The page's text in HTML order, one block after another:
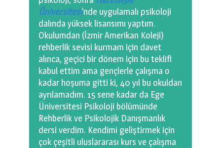
Üniversitesi’nde uygulamalı psikoloji
dalında yüksek lisansımı yaptım.
Okulumdan (İzmir Amerikan Koleji)
rehberlik sevisi kurmam için davet
alınca, geçici bir dönem için bu teklifi
kabul ettim ama gençlerle çalışma o
kadar hoşuma gitti ki, 40 yıl bu okuldan
ayrılamadım. 15 sene kadar da Ege
Üniversitesi Psikoloji bölümünde
Rehberlik ve Psikolojik Danışmanlık
dersi verdim. Kendimi geliştirmek için
çok çeşitli uluslararası kurs ve çalışma